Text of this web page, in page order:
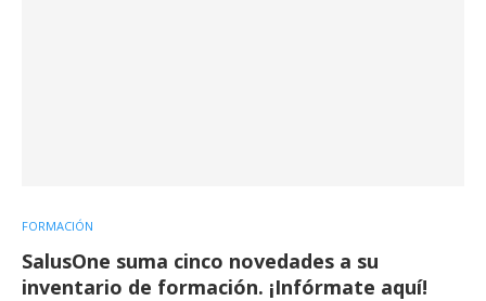
FORMACIÓN
SalusOne suma cinco novedades a su
inventario de formación. ¡Infórmate aquí!